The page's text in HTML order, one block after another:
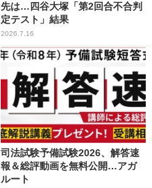
先は…四谷大塚「第2回合不合判
定テスト」結果
2026.7.16
司法試験予備試験2026、解答速
報＆総評動画を無料公開…アガ
ルート